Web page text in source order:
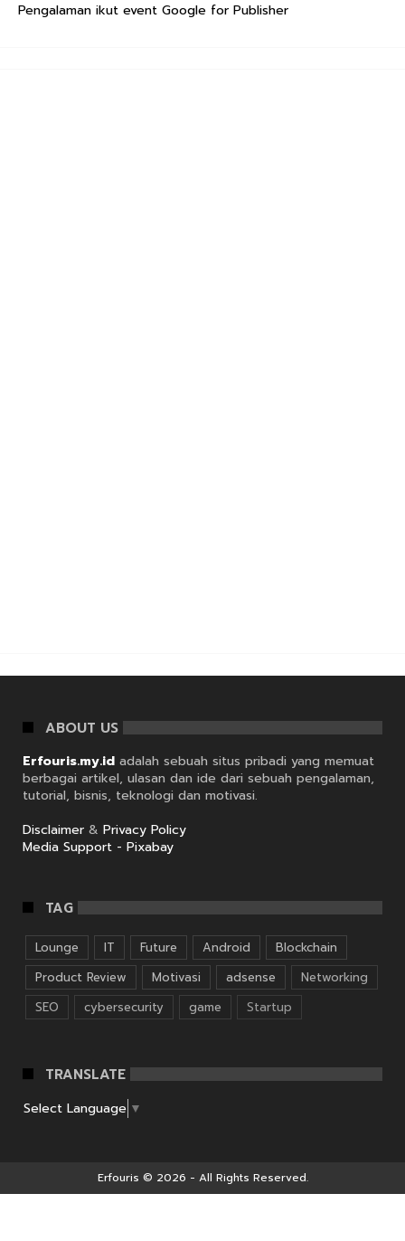
Pengalaman ikut event Google for Publisher
ABOUT US
Erfouris.my.id adalah sebuah situs pribadi yang memuat
berbagai artikel, ulasan dan ide dari sebuah pengalaman,
tutorial, bisnis, teknologi dan motivasi.
Disclaimer & Privacy Policy
Media Support - Pixabay
TAG
Lounge IT Future Android
Blockchain
Product Review
Motivasi adsense
Networking
SEO
cybersecurity game Startup
TRANSLATE
Select Language ▼
Erfouris © 2026 - All Rights Reserved.